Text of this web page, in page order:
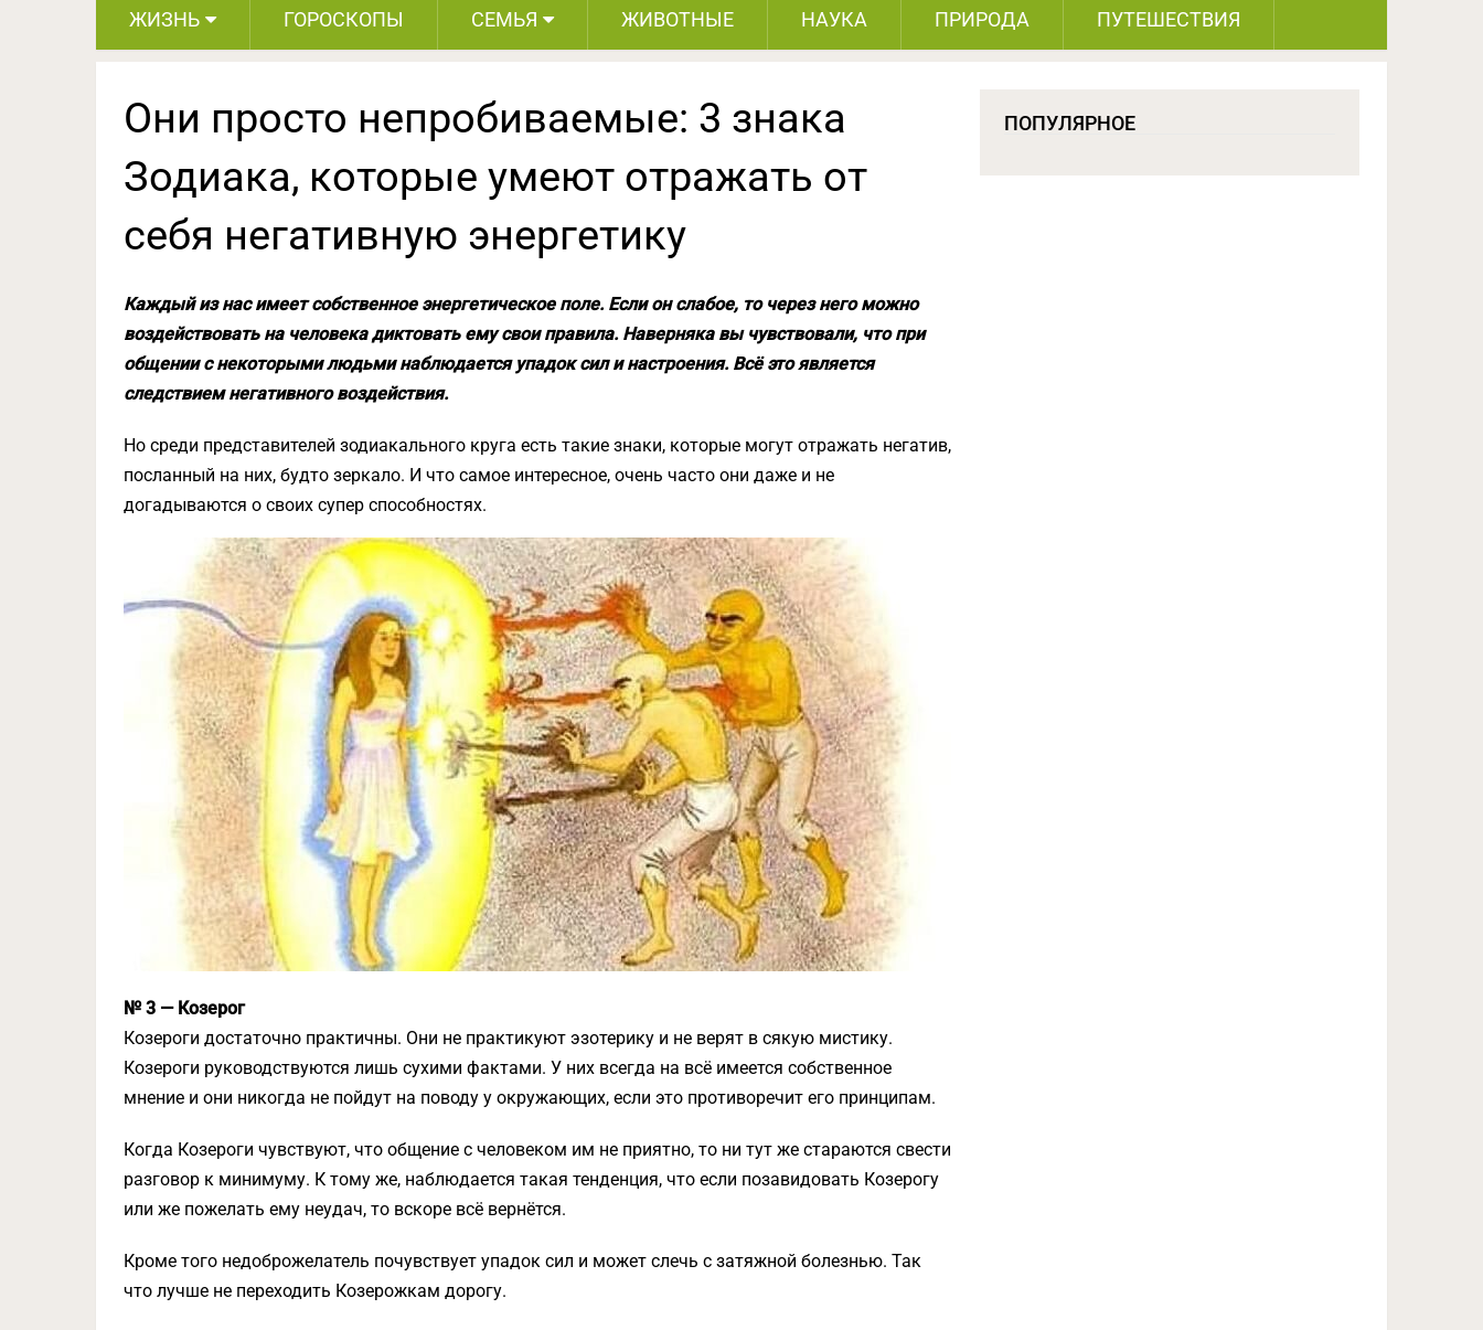
ЖИЗНЬ ГОРОСКОПЫ СЕМЬЯ ЖИВОТНЫЕ НАУКА ПРИРОДА ПУТЕШЕСТВИЯ
Они просто непробиваемые: 3 знака
Зодиака, которые умеют отражать от
себя негативную энергетику
Каждый из нас имеет собственное энергетическое поле. Если он слабое, то через него можно
воздействовать на человека диктовать ему свои правила. Наверняка вы чувствовали, что при
общении с некоторыми людьми наблюдается упадок сил и настроения. Всё это является
следствием негативного воздействия.
Но среди представителей зодиакального круга есть такие знаки, которые могут отражать негатив,
посланный на них, будто зеркало. И что самое интересное, очень часто они даже и не
догадываются о своих супер способностях.
№ 3 — Козерог
Козероги достаточно практичны. Они не практикуют эзотерику и не верят в сякую мистику.
Козероги руководствуются лишь сухими фактами. У них всегда на всё имеется собственное
мнение и они никогда не пойдут на поводу у окружающих, если это противоречит его принципам.
Когда Козероги чувствуют, что общение с человеком им не приятно, то ни тут же стараются свести
разговор к минимуму. К тому же, наблюдается такая тенденция, что если позавидовать Козерогу
или же пожелать ему неудач, то вскоре всё вернётся.
Кроме того недоброжелатель почувствует упадок сил и может слечь с затяжной болезнью. Так
что лучше не переходить Козерожкам дорогу.
ПОПУЛЯРНОЕ